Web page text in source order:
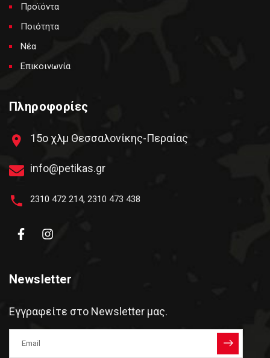
Προϊόντα
Ποιότητα
Νέα
Επικοινωνία
Πληροφορίες
15ο χλμ Θεσσαλονίκης-Περαίας
info@petikas.gr
2310 472 214, 2310 473 438
Newsletter
Εγγραφείτε στο Newsletter μας.